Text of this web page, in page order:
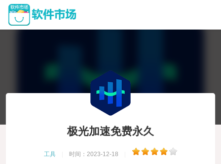
极光加速免费永久
工具 时间：2023-12-18